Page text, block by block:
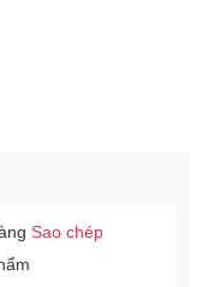
Sao chép